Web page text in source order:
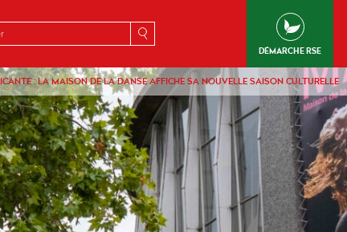
DÉMARCHE RSE
: LA MAISON DE LA DANSE AFFICHE SA NOUVELLE SAISON CULTURELLE